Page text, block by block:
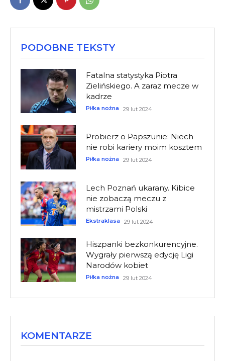
PODOBNE TEKSTY
Fatalna statystyka Piotra
Zielińskiego. A zaraz mecze w
kadrze
Piłka nożna 29 lut 2024
Probierz o Papszunie: Niech
nie robi kariery moim kosztem
Piłka nożna 29 lut 2024
Lech Poznań ukarany. Kibice
nie zobaczą meczu z
mistrzami Polski
Ekstraklasa 29 lut 2024
Hiszpanki bezkonkurencyjne.
Wygrały pierwszą edycję Ligi
Narodów kobiet
Piłka nożna 29 lut 2024
KOMENTARZE